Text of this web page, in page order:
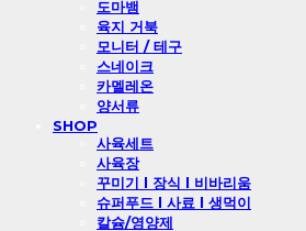
도마뱀
육지 거북
모니터 / 테구
스네이크
카멜레온
양서류
SHOP
사육세트
사육장
꾸미기 l 장식 l 비바리움
슈퍼푸드 l 사료 l 생먹이
칼슘/영양제